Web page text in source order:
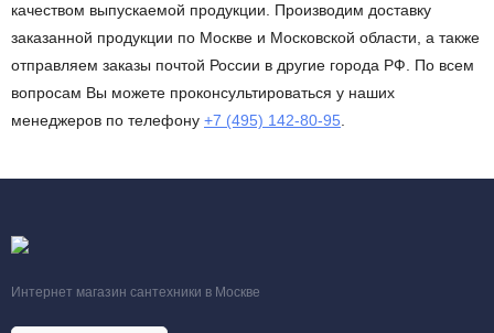
качеством выпускаемой продукции. Производим доставку
заказанной продукции по Москве и Московской области, а также
отправляем заказы почтой России в другие города РФ. По всем
вопросам Вы можете проконсультироваться у наших
менеджеров по телефону +7 (495) 142-80-95
Интернет магазин сантехники в Москве